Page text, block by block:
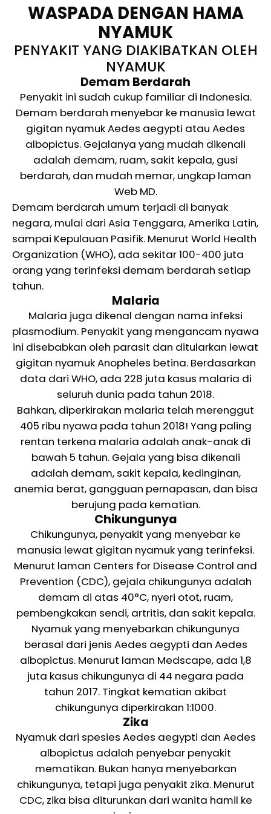
WASPADA DENGAN HAMA
NYAMUK
PENYAKIT YANG DIAKIBATKAN OLEH
NYAMUK
Demam Berdarah
Penyakit ini sudah cukup familiar di Indonesia.
Demam berdarah menyebar ke manusia lewat
gigitan nyamuk Aedes aegypti atau Aedes
albopictus. Gejalanya yang mudah dikenali
adalah demam, ruam, sakit kepala, gusi
berdarah, dan mudah memar, ungkap laman
Web MD.
Demam berdarah umum terjadi di banyak
negara, mulai dari Asia Tenggara, Amerika Latin,
sampai Kepulauan Pasifik. Menurut World Health
Organization (WHO), ada sekitar 100-400 juta
orang yang terinfeksi demam berdarah setiap
tahun.
Malaria
Malaria juga dikenal dengan nama infeksi
plasmodium. Penyakit yang mengancam nyawa
ini disebabkan oleh parasit dan ditularkan lewat
gigitan nyamuk Anopheles betina. Berdasarkan
data dari WHO, ada 228 juta kasus malaria di
seluruh dunia pada tahun 2018.
Bahkan, diperkirakan malaria telah merenggut
405 ribu nyawa pada tahun 2018! Yang paling
rentan terkena malaria adalah anak-anak di
bawah 5 tahun. Gejala yang bisa dikenali
adalah demam, sakit kepala, kedinginan,
anemia berat, gangguan pernapasan, dan bisa
berujung pada kematian.
Chikungunya
Chikungunya, penyakit yang menyebar ke
manusia lewat gigitan nyamuk yang terinfeksi.
Menurut laman Centers for Disease Control and
Prevention (CDC), gejala chikungunya adalah
demam di atas 40°C, nyeri otot, ruam,
pembengkakan sendi, artritis, dan sakit kepala.
Nyamuk yang menyebarkan chikungunya
berasal dari jenis Aedes aegypti dan Aedes
albopictus. Menurut laman Medscape, ada 1,8
juta kasus chikungunya di 44 negara pada
tahun 2017. Tingkat kematian akibat
chikungunya diperkirakan 1:1000.
Zika
Nyamuk dari spesies Aedes aegypti dan Aedes
albopictus adalah penyebar penyakit
mematikan. Bukan hanya menyebarkan
chikungunya, tetapi juga penyakit zika. Menurut
CDC, zika bisa diturunkan dari wanita hamil ke